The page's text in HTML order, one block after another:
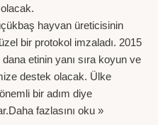
hayvan üreticisinin
bir protokol imzaladı. 2015
etinin yanı sıra koyun ve
destek olacak. Ülke
bir adım diye
Daha fazlasını oku »